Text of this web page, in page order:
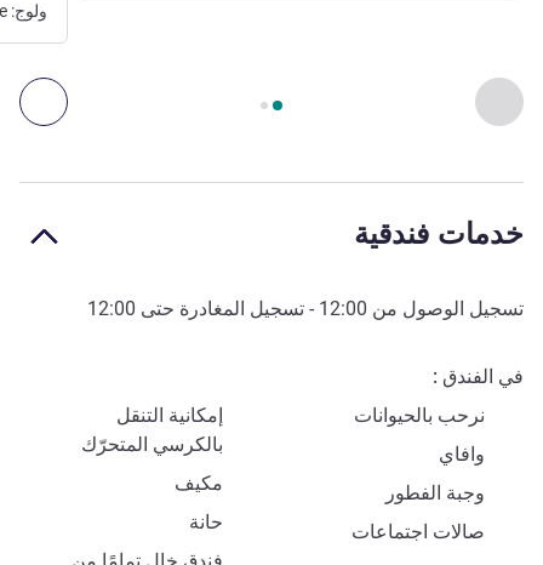
السابق - الوصول والنقلالصفحة
ولوج:
خدمات فندقية
تسجيل الوصول من 12:00 - تسجيل المغادرة حتى 12:00
في الفندق
نرحب بالحيوانات
إمكانية التنقل
بالكرسي المتحرّك
وافاي
مكيف
وجبة الفطور
حانة
صالات اجتماعات